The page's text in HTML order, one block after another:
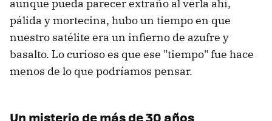
aunque pueda parecer extraño al verla ahí,
pálida y mortecina, hubo un tiempo en que
nuestro satélite era un infierno de azufre y
basalto. Lo curioso es que ese "tiempo" fue hace
menos de lo que podríamos pensar.
Un misterio de más de 30 años